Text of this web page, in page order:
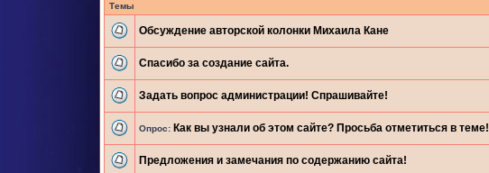
Темы
Обсуждение авторской колонки Михаила Кане
Спасибо за создание сайта.
Задать вопрос администрации! Спрашивайте!
Опрос: Как вы узнали об этом сайте? Просьба отметиться в теме!
Предложения и замечания по содержанию сайта!